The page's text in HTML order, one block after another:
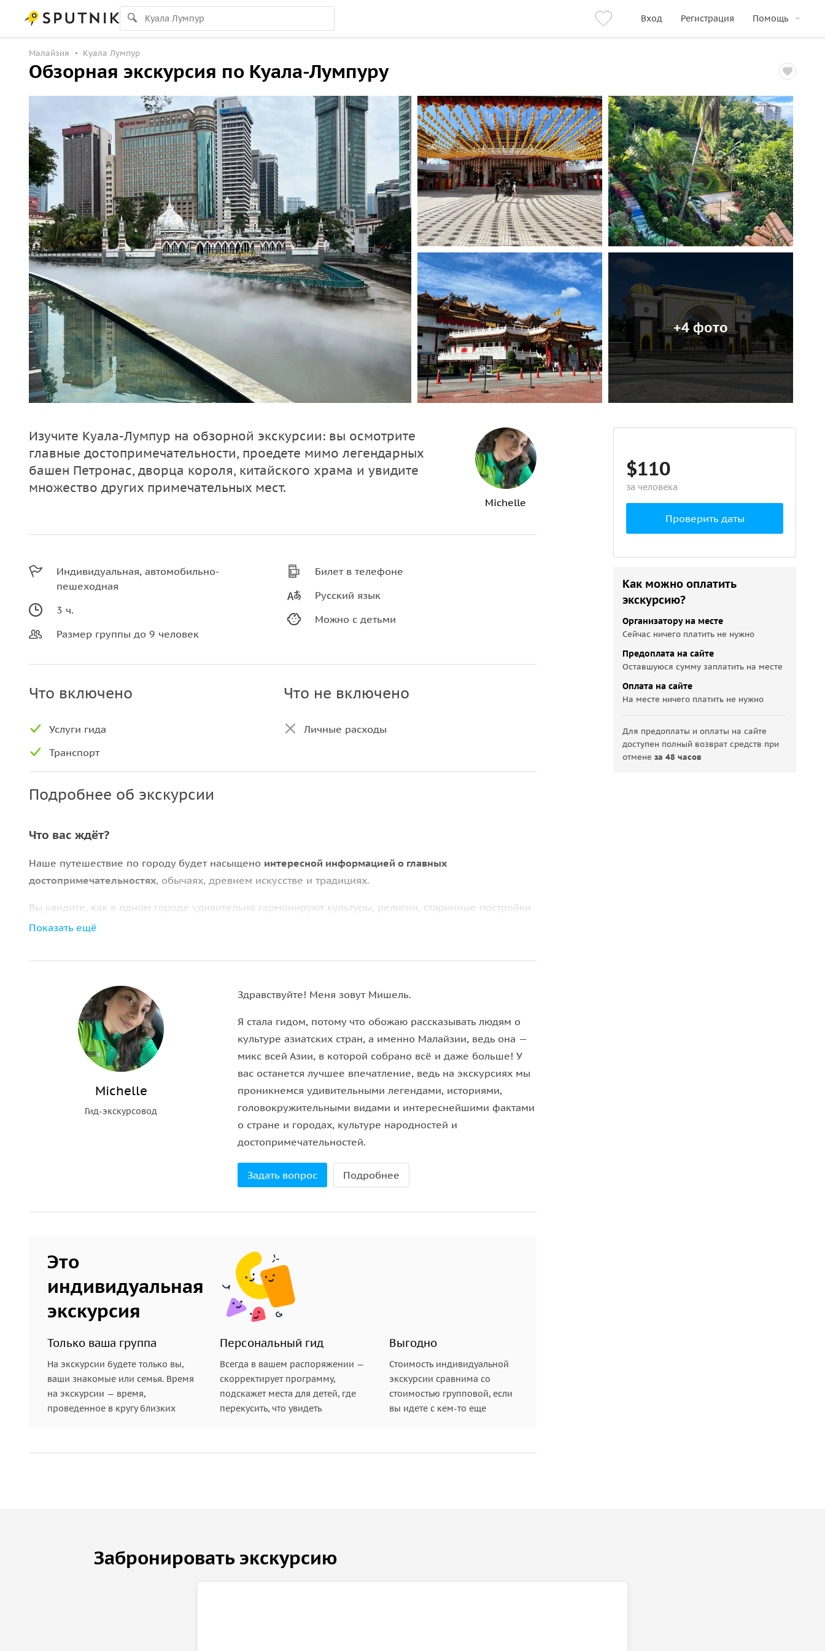
Вход Регистрация Помощь
Малайзия Куала Лумпур
Обзорная экскурсия по Куала-Лумпуру
+4 фото
Изучите Куала-Лумпур на обзорной экскурсии: вы осмотрите
главные достопримечательности, проедете мимо легендарных
башен Петронас, дворца короля, китайского храма и увидите
множество других примечательных мест.
Michelle
Индивидуальная, автомобильно-
пешеходная
3 ч.
Размер группы до 9 человек
Билет в телефоне
Русский язык
Можно с детьми
Что включено
Услуги гида
Транспорт
Что не включено
Личные расходы
Подробнее об экскурсии
Что вас ждёт?
Наше путешествие по городу будет насыщено интересной информацией о главных
достопримечательностях, обычаях, древнем искусстве и традициях.
Вы увидите, как в одном городе удивительно гармонируют культуры, религии, старинные постройки
и небоскрёбы, которые утопают в тропической зелени и облаках, а также виды из аутентичных
смыслах!
Показать ещё
Michelle
Гид-экскурсовод
Здравствуйте! Меня зовут Мишель.
Я стала гидом, потому что обожаю рассказывать людям о
культуре азиатских стран, а именно Малайзии, ведь она —
микс всей Азии, в которой собрано всё и даже больше! У
вас останется лучшее впечатление, ведь на экскурсиях мы
проникнемся удивительными легендами, историями,
головокружительными видами и интереснейшими фактами
о стране и городах, культуре народностей и
достопримечательностей.
Задать вопрос Подробнее
Это
индивидуальная
экскурсия
Только ваша группа
На экскурсии будете только вы,
ваши знакомые или семья. Время
на экскурсии — время,
проведенное в кругу близких
Персональный гид
Всегда в вашем распоряжении —
скорректирует программу,
подскажет места для детей, где
перекусить, что увидеть
Выгодно
Стоимость индивидуальной
экскурсии сравнима со
стоимостью групповой, если
вы идете с кем-то еще
$110
за человека
Проверить даты
Как можно оплатить
экскурсию?
Организатору на месте
Сейчас ничего платить не нужно
Предоплата на сайте
Оставшуюся сумму заплатить на месте
Оплата на сайте
На месте ничего платить не нужно
Для предоплаты и оплаты на сайте
доступен полный возврат средств при
отменеза 48 часов
Забронировать экскурсию